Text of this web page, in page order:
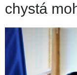
chystá